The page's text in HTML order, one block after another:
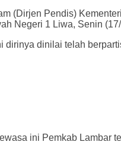
(Dirjen Pendis)
Negeri 1 Liwa, Senin
dinilai telah
ini Pemkab Lambar